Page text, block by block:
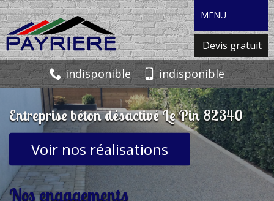
MENU
Devis gratuit
indisponible indisponible
Entreprise béton désactivé Le Pin 82340
Voir nos réalisations
Nos engagements